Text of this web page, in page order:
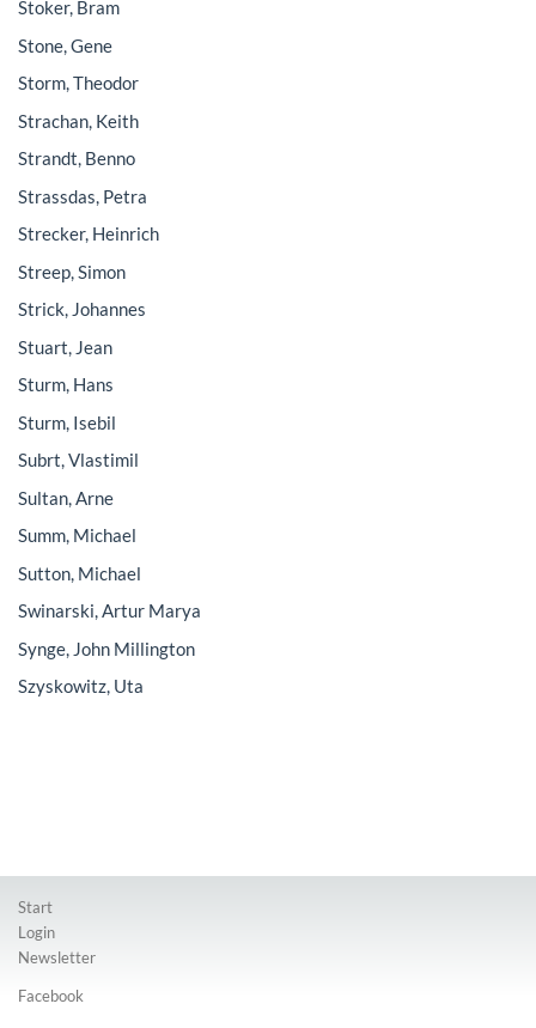
Stoker, Bram
Stone, Gene
Storm, Theodor
Strachan, Keith
Strandt, Benno
Strassdas, Petra
Strecker, Heinrich
Streep, Simon
Strick, Johannes
Stuart, Jean
Sturm, Hans
Sturm, Isebil
Subrt, Vlastimil
Sultan, Arne
Summ, Michael
Sutton, Michael
Swinarski, Artur Marya
Synge, John Millington
Szyskowitz, Uta
Start
Login
Newsletter
Facebook